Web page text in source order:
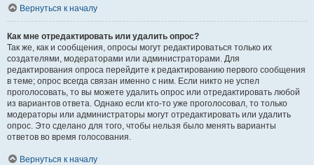
Вернуться к началу
Как мне отредактировать или удалить опрос?
Так же, как и сообщения, опросы могут редактироваться только их
создателями, модераторами или администраторами. Для
редактирования опроса перейдите к редактированию первого сообщения
в теме; опрос всегда связан именно с ним. Если никто не успел
проголосовать, то вы можете удалить опрос или отредактировать любой
из вариантов ответа. Однако если кто-то уже проголосовал, то только
модераторы или администраторы могут отредактировать или удалить
опрос. Это сделано для того, чтобы нельзя было менять варианты
ответов во время голосования.
Вернуться к началу